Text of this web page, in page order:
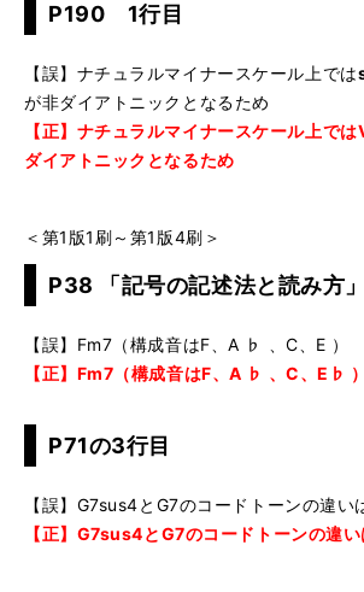
P190 1行目
【誤】ナチュラルマイナースケール上では
が非ダイアトニックとなるため
【正】ナチュラルマイナースケール上で
ダイアトニックとなるため
＜第1版1刷～第1版4刷＞
P38 「記号の記述法と読み方
【誤】Fm7（構成音はF、A ♭ 、C、E ）
【正】Fm7（構成音はF、A ♭ 、C、E♭ ）
P71の3行目
【誤】G7sus4とG7のコードトーンの違い
【正】G7sus4とG7のコードトーンの違